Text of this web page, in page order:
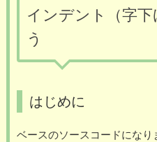
インデント（字
う
はじめに
ベースのソースコードになり